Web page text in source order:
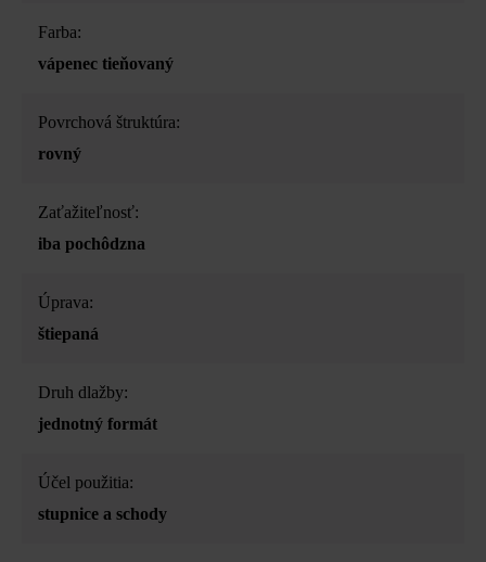
Farba:
vápenec tieňovaný
Povrchová štruktúra:
rovný
Zaťažiteľnosť:
iba pochôdzna
Úprava:
štiepaná
Druh dlažby:
jednotný formát
Účel použitia:
stupnice a schody